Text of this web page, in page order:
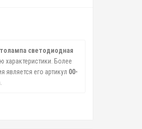
светодиодная
Более
его артикул 00-